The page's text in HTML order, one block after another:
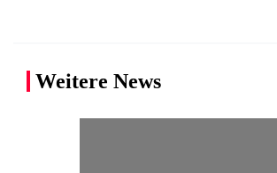
Weitere News